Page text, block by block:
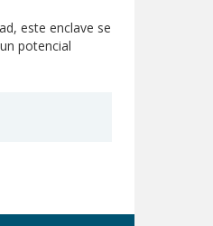
este enclave se
potencial